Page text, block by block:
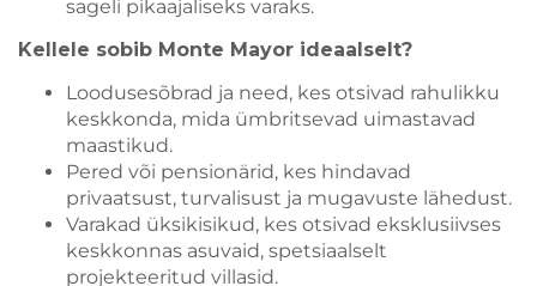
sageli pikaajaliseks varaks.
Kellele sobib Monte Mayor ideaalselt?
Loodusesõbrad ja need, kes otsivad rahulikku
keskkonda, mida ümbritsevad uimastavad
maastikud.
Pered või pensionärid, kes hindavad
privaatsust, turvalisust ja mugavuste lähedust.
Varakad üksikisikud, kes otsivad eksklusiivses
keskkonnas asuvaid, spetsiaalselt
projekteeritud villasid.